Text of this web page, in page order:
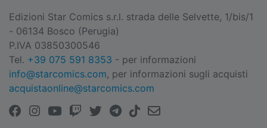
Edizioni Star Comics s.r.l. strada delle Selvette, 1/bis/1
- 06134 Bosco (Perugia)
P.IVA 03850300546
Tel. +39 075 591 8353 - per informazioni
info@starcomics.com, per informazioni sugli acquisti
acquistaonline@starcomics.com